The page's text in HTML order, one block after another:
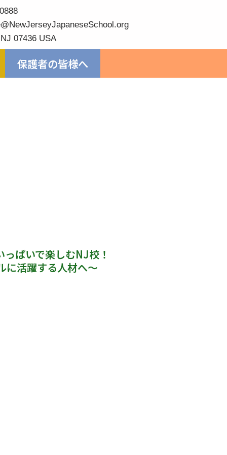
07436 USA
保護者の皆様へ
ぱいで楽しむNJ校！
に活躍する人材へ～